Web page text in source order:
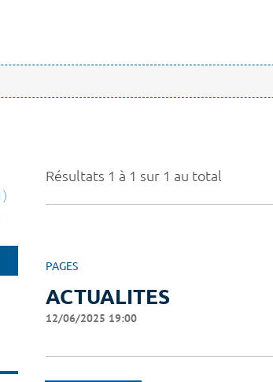
Résultats 1 à 1 sur 1 au total
PAGES
ACTUALITES
12/06/2025 19:00